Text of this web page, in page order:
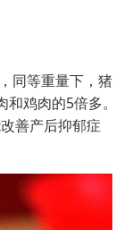
同等重量下，猪
和鸡肉的5倍多。
善产后抑郁症